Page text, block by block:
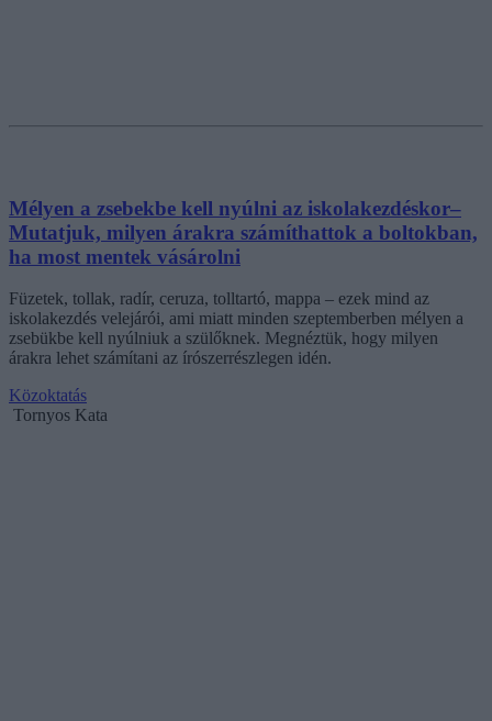
Mélyen a zsebekbe kell nyúlni az iskolakezdéskor–
Mutatjuk, milyen árakra számíthattok a boltokban,
ha most mentek vásárolni
Füzetek, tollak, radír, ceruza, tolltartó, mappa – ezek mind az
iskolakezdés velejárói, ami miatt minden szeptemberben mélyen a
zsebükbe kell nyúlniuk a szülőknek. Megnéztük, hogy milyen
árakra lehet számítani az írószerrészlegen idén.
Közoktatás
Tornyos Kata